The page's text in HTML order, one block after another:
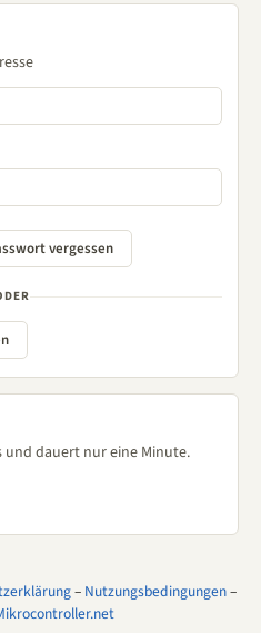
und dauert nur eine Minute.
– Nutzungsbedingungen–